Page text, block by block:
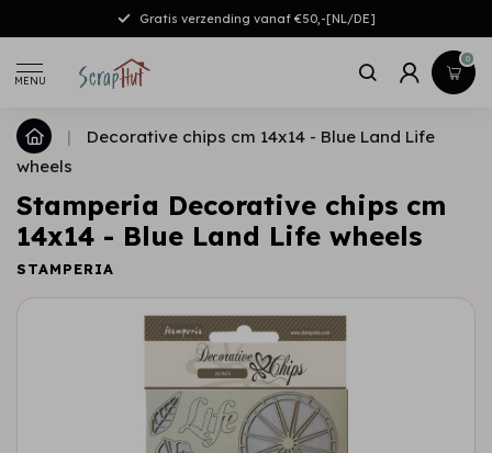
Gratis verzending vanaf €50,-[NL/DE]
MENU
0
|
Decorative chips cm 14x14 - Blue Land Life
wheels
Stamperia Decorative chips cm
14x14 - Blue Land Life wheels
STAMPERIA